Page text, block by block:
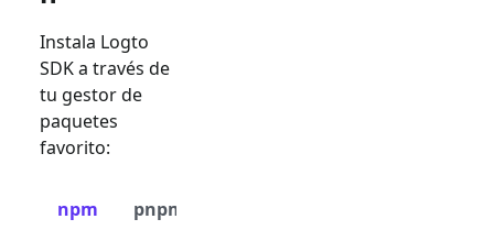
Instala Logto
SDK a través de
tu gestor de
paquetes
favorito:
npm pnpm